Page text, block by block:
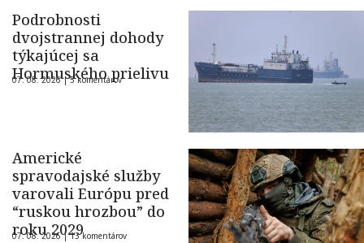
Podrobnosti
dvojstrannej dohody
týkajúcej sa
Hormuského prielivu
07. 08. 2026 |5 komentárov
Americké
spravodajské služby
varovali Európu pred
“ruskou hrozbou” do
roku 2029
07. 08. 2026 |13 komentárov